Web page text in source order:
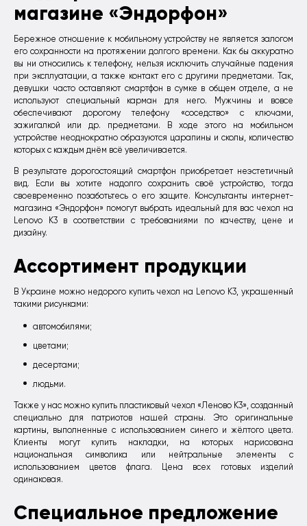
магазине «Эндорфон»
Бережное отношение к мобильному устройству не является залогом
его сохранности на протяжении долгого времени. Как бы аккуратно
вы ни относились к телефону, нельзя исключить случайные падения
при эксплуатации, а также контакт его с другими предметами. Так,
девушки часто оставляют смартфон в сумке в общем отделе, а не
используют специальный карман для него. Мужчины и вовсе
обеспечивают дорогому телефону «соседство» с ключами,
зажигалкой или др. предметами. В ходе этого на мобильном
устройстве неоднократно образуются царапины и сколы, количество
которых с каждым днём всё увеличивается.
В результате дорогостоящий смартфон приобретает неэстетичный
вид. Если вы хотите надолго сохранить своё устройство, тогда
своевременно позаботьтесь о его защите. Консультанты интернет-
магазина «Эндорфон» помогут выбрать идеальный для вас чехол на
Lenovo K3 в соответствии с требованиями по качеству, цене и
дизайну.
Ассортимент продукции
В Украине можно недорого купить чехол на Lenovo K3, украшенный
такими рисунками:
автомобилями;
цветами;
десертами;
людьми.
Также у нас можно купить пластиковый чехол «Леново К3», созданный
специально для патриотов нашей страны. Это оригинальные
картины, выполненные с использованием синего и жёлтого цвета.
Клиенты могут купить накладки, на которых нарисована
национальная символика или нейтральные элементы с
использованием цветов флага. Цена всех готовых изделий
одинаковая.
Специальное предложение